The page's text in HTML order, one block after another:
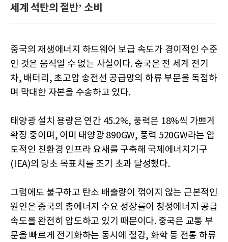
세계 석탄의 절반’ 소비
중국의 재생에너지 하드웨어 보급 속도가 경이적인 수준
인 것은 움직일 수 없는 사실이다. 중국은 전 세계 전기
차, 배터리, 초고압 송전선 공급망의 하류 부문을 독점하
며 막대한 자본을 수송하고 있다.
태양광 설치 용량은 연간 45.2%, 풍력은 18%씩 가쁘게
확장 중이며, 이미 태양광 890GW, 풍력 520GW라는 압
도적인 친환경 인프라 요새를 구축해 국제에너지기구
(IEA)의 당초 목표치를 조기 초과 달성했다.
그럼에도 불구하고 탄소 배출량이 꺾이지 않는 근본적인
원인은 중국의 총에너지 수요 성장률이 청정에너지 공급
속도를 완전히 압도하고 있기 때문이다. 중국은 교통 부
문을 빠르게 전기화하는 동시에 철강, 화학 등 전통 하류